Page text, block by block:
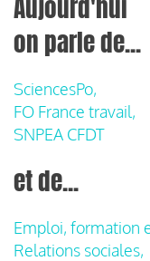
Aujourd'hui
on parle de...
SciencesPo,
FO France travail,
SNPEA CFDT
et de...
Emploi, formation
Relations sociales,